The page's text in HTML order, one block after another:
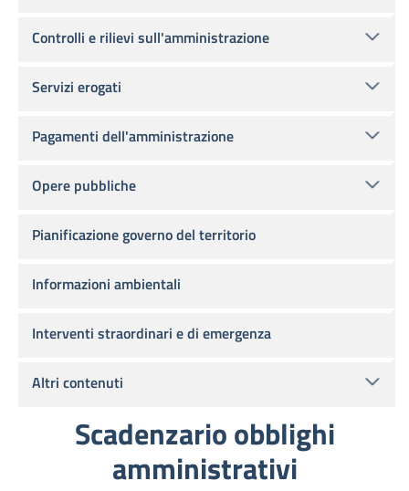
Scadenzario obblighi
amministrativi
Controlli e rilievi sull'amministrazione
Servizi erogati
Pagamenti dell'amministrazione
Opere pubbliche
Pianificazione governo del territorio
Informazioni ambientali
Interventi straordinari e di emergenza
Altri contenuti